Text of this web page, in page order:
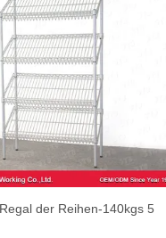
der Reihen-140kgs 5